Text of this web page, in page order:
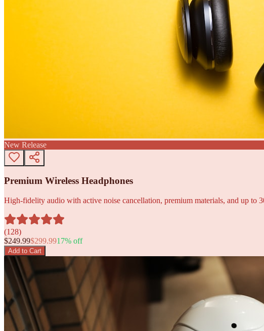
New Release
Premium Wireless Headphones
High-fidelity audio with active noise cancellation, premium materials, and up to
(128)
$249.99$299.9917% off
Add to Cart